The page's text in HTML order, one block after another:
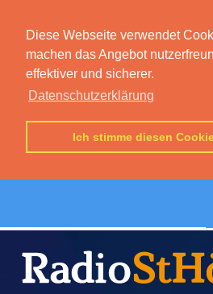
Diese Webseite verwendet
machen das Angebot
effektiver und sicherer.
Datenschutzerklärung
Ich stimme diesen